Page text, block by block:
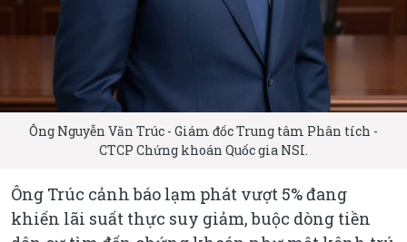
Ông Nguyễn Văn Trúc - Giám đốc Trung tâm Phân tích -
CTCP Chứng khoán Quốc gia NSI.
Ông Trúc cảnh báo lạm phát vượt 5% đang
khiến lãi suất thực suy giảm, buộc dòng tiền